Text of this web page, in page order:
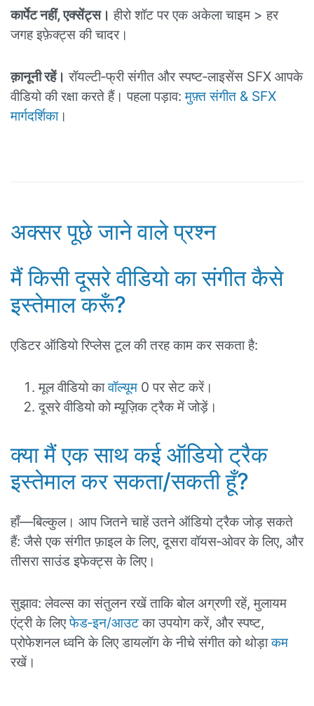
कार्पेट नहीं, एक्सेंट्स। हीरो शॉट पर एक अकेला चाइम > हर
जगह इफ़ेक्ट्स की चादर।
क़ानूनी रहें। रॉयल्टी‑फ्री संगीत और स्पष्ट‑लाइसेंस SFX आपके
वीडियो की रक्षा करते हैं। पहला पड़ाव:मुफ़्त संगीत & SFX
मार्गदर्शिका।
अक्सर पूछे जाने वाले प्रश्न
मैं किसी दूसरे वीडियो का संगीत कैसे
इस्तेमाल करूँ?
एडिटर ऑडियो रिप्लेस टूल की तरह काम कर सकता है:
मूल वीडियो कावॉल्यूम 0 पर सेट करें।
दूसरे वीडियो को म्यूज़िक ट्रैक में जोड़ें।
क्या मैं एक साथ कई ऑडियो ट्रैक
इस्तेमाल कर सकता/सकती हूँ?
हाँ—बिल्कुल। आप जितने चाहें उतने ऑडियो ट्रैक जोड़ सकते
हैं: जैसे एक संगीत फ़ाइल के लिए, दूसरा वॉयस‑ओवर के लिए, और
तीसरा साउंड इफेक्ट्स के लिए।
सुझाव: लेवल्स का संतुलन रखें ताकि बोल अग्रणी रहें, मुलायम
एंट्री के लिएफेड‑इन/आउटका उपयोग करें, और स्पष्ट,
प्रोफेशनल ध्वनि के लिए डायलॉग के नीचे संगीत को थोड़ाकम
रखें।